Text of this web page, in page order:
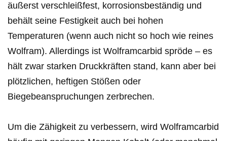
äußerst verschleißfest, korrosionsbeständig und
behält seine Festigkeit auch bei hohen
Temperaturen (wenn auch nicht so hoch wie reines
Wolfram). Allerdings ist Wolframcarbid spröde – es
hält zwar starken Druckkräften stand, kann aber bei
plötzlichen, heftigen Stößen oder
Biegebeanspruchungen zerbrechen.
Um die Zähigkeit zu verbessern, wird Wolframcarbid